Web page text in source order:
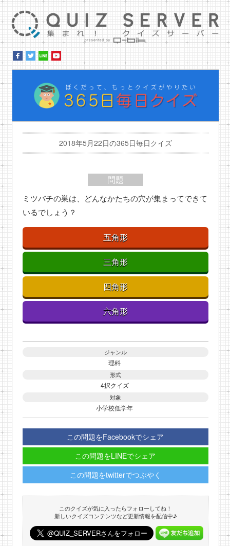
2018年5月22日の365日毎日クイズ
問題
ミツバチの巣は、どんなかたちの穴が集まってできて
いるでしょう？
五角形
三角形
四角形
六角形
ジャンル
理科
形式
4択クイズ
対象
小学校低学年
この問題をFacebookでシェア
この問題をLINEでシェア
この問題をtwitterでつぶやく
このクイズが気に入ったらフォローしてね！
新しいクイズコンテンツなど更新情報を配信中♪